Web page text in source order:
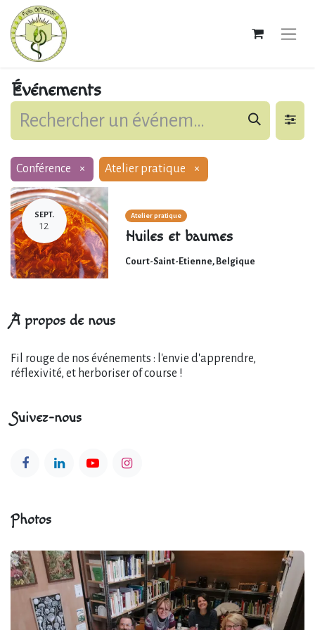
Événements
Conférence × Atelier pratique ×
SEPT.
12
Atelier pratique
Huiles et baumes
Court-Saint-Etienne, Belgique
À propos de nous
Fil rouge de nos événements : l'envie d'apprendre,
réflexivité, et herboriser of course !
Suivez-nous
Photos